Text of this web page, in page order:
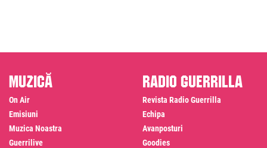
Muzică
On Air
Emisiuni
Muzica Noastra
Guerrilive
Radio Guerrilla
Revista Radio Guerrilla
Echipa
Avanposturi
Goodies